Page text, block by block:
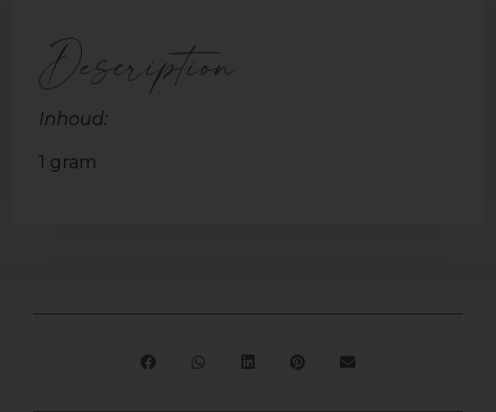
Description
Inhoud:
1 gram